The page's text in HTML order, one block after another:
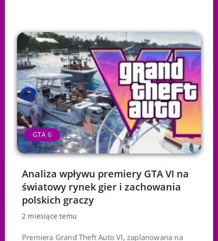
GTA 6
Analiza wpływu premiery GTA VI na
światowy rynek gier i zachowania
polskich graczy
2 miesiące temu
Premiera Grand Theft Auto VI, zaplanowana na